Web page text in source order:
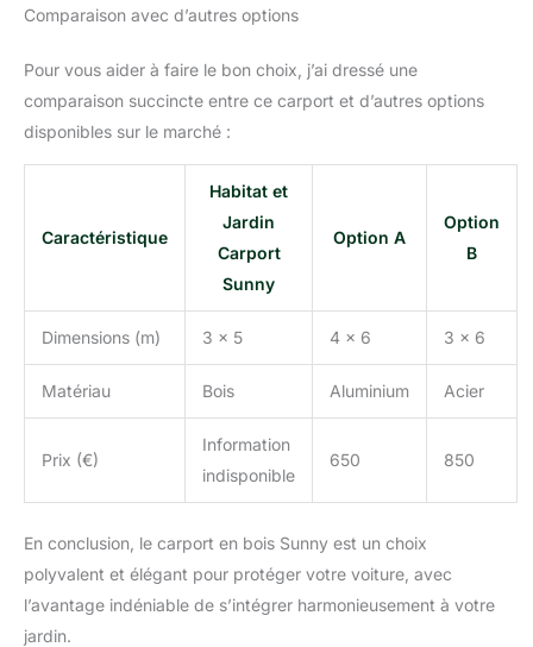
Comparaison avec d’autres options
Pour vous aider à faire le bon choix, j’ai dressé une
comparaison succincte entre ce carport et d’autres options
disponibles sur le marché :
Caractéristique
Habitat et
Jardin
Carport
Sunny
Option A
Option
B
Dimensions (m) 3 x 5 4 x 6 3 x 6
Matériau Bois Aluminium Acier
Prix (€)
Information
indisponible
650 850
En conclusion, le carport en bois Sunny est un choix
polyvalent et élégant pour protéger votre voiture, avec
l’avantage indéniable de s’intégrer harmonieusement à votre
jardin.